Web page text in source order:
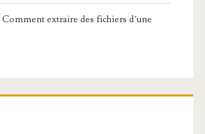
Comment extraire des fichiers d’une